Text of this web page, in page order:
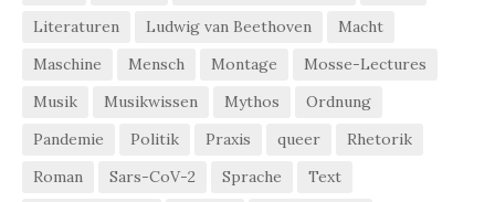
Literaturen
Ludwig van Beethoven
Macht
Maschine
Mensch Montage
Mosse-Lectures
Musik
Musikwissen Mythos
Ordnung
Pandemie
Politik Praxis queer
Rhetorik
Roman
Sars-CoV-2 Sprache
Text